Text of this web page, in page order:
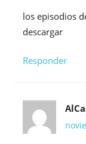
los episodios
descargar
Responder